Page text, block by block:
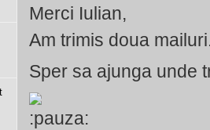
Merci Iulian,
Am trimis doua
Sper sa ajunga unde